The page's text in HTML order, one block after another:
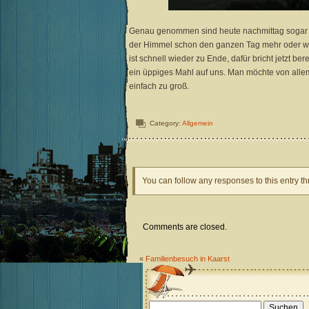
Genau genommen sind heute nachmittag
der Himmel schon den ganzen Tag mehr oder
ist schnell wieder zu Ende, dafür bricht jetzt
ein üppiges Mahl auf uns. Man möchte von
einfach zu groß.
Category: Allgemein
You can follow any responses to this entry
Comments are closed.
« Familienbesuch in Kaarst
Suchen